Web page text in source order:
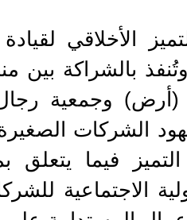
الأخلاقي
بالشراكة بين
(أرض) وجمعية
الشركات
فيما يتعلق
الاجتماعية